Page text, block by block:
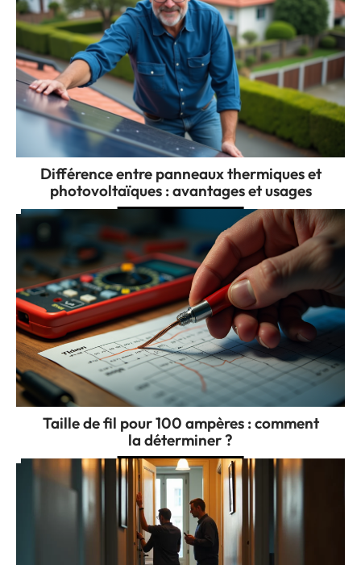
Différence entre panneaux thermiques et
photovoltaïques : avantages et usages
Taille de fil pour 100 ampères : comment
la déterminer ?